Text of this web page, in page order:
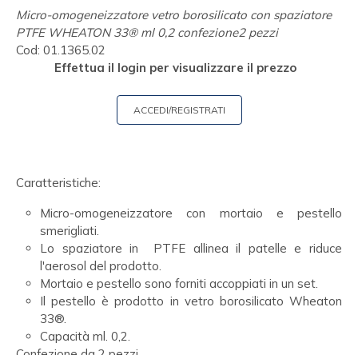
Micro-omogeneizzatore vetro borosilicato con spaziatore
PTFE WHEATON 33® ml 0,2 confezione2 pezzi
Cod: 01.1365.02
Effettua il login per visualizzare il prezzo
ACCEDI/REGISTRATI
Caratteristiche:
Micro-omogeneizzatore con mortaio e pestello
smerigliati.
Lo spaziatore in PTFE allinea il patelle e riduce
l'aerosol del prodotto.
Mortaio e pestello sono forniti accoppiati in un set.
Il pestello è prodotto in vetro borosilicato Wheaton
33®.
Capacità ml. 0,2.